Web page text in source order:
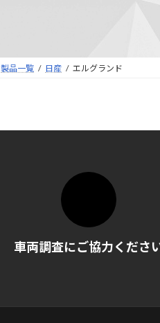
製品一覧 日産 エルグランド
車両調査にご協力くださ